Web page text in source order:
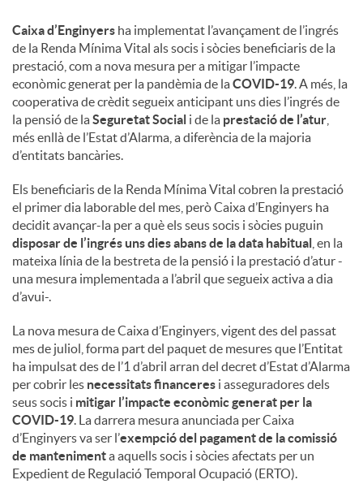
Caixa d’Enginyers ha implementat l’avançament de l’ingrés
de la Renda Mínima Vital als socis i sòcies beneficiaris de la
prestació, com a nova mesura per a mitigar l’impacte
econòmic generat per la pandèmia de laCOVID-19. A més, la
cooperativa de crèdit segueix anticipant uns dies l’ingrés de
la pensió de laSeguretat Social i de la prestació de l’atur
més enllà de l’Estat d’Alarma, a diferència de la majoria
d’entitats bancàries.
Els beneficiaris de la Renda Mínima Vital cobren la prestació
el primer dia laborable del mes, però Caixa d’Enginyers ha
decidit avançar-la per a què els seus socis i sòcies puguin
disposar de l’ingrés uns dies abans de la data habitual , en la
mateixa línia de la bestreta de la pensió i la prestació d’atur -
una mesura implementada a l’abril que segueix activa a dia
d’avui-.
La nova mesura de Caixa d’Enginyers, vigent des del passat
mes de juliol, forma part del paquet de mesures que l’Entitat
ha impulsat des de l’1 d’abril arran del decret d’Estat d’Alarma
per cobrir les necessitats financeres i asseguradores dels
seus socis i mitigar l’impacte econòmic generat per la
COVID-19. La darrera mesura anunciada per Caixa
d’Enginyers va ser l’exempció del pagament de la comissió
de mantenimenta aquells socis i sòcies afectats per un
Expedient de Regulació Temporal Ocupació (ERTO).